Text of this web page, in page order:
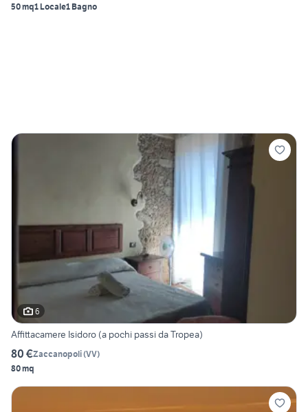
50 mq1 Locale1 Bagno
6
Affittacamere Isidoro (a pochi passi da Tropea)
80 €Zaccanopoli(VV)
80 mq